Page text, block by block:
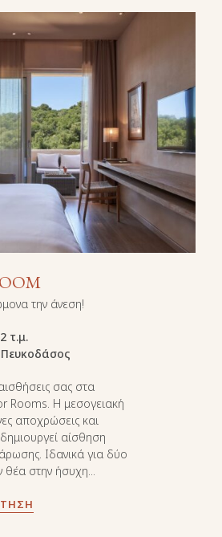
την άνεση!
τ.μ.
σας στα
Rooms. Η μεσογειακή
αποχρώσεις και
αίσθηση
Ιδανικά για δύο
στην ήσυχη...